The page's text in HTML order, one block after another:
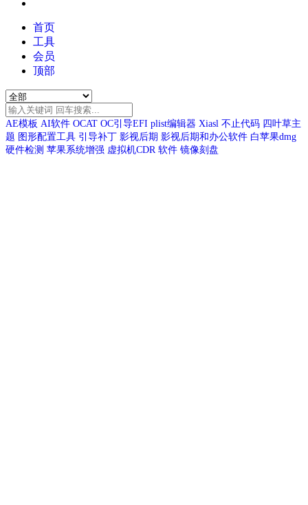
首页
工具
会员
顶部
AE模板 AI软件 OCAT OC引导EFI plist编辑器 Xiasl 不止代码 四叶草主
题 图形配置工具 引导补丁 影视后期 影视后期和办公软件 白苹果dmg
硬件检测 苹果系统增强 虚拟机CDR 软件 镜像刻盘